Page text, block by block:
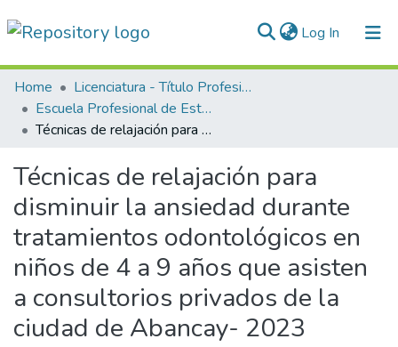
Log In (current)
Communities & Collections
All of DSpace
Normativas
Home
Licenciatura - Título Profesional
Escuela Profesional de Estomatología
Técnicas de relajación para disminuir la ansiedad durante tratamientos odontológicos en niños de 4 a 9 años que asisten a consultorios privados de la ciudad de Abancay- 2023
Técnicas de relajación para
disminuir la ansiedad durante
tratamientos odontológicos en
niños de 4 a 9 años que asisten
a consultorios privados de la
ciudad de Abancay- 2023